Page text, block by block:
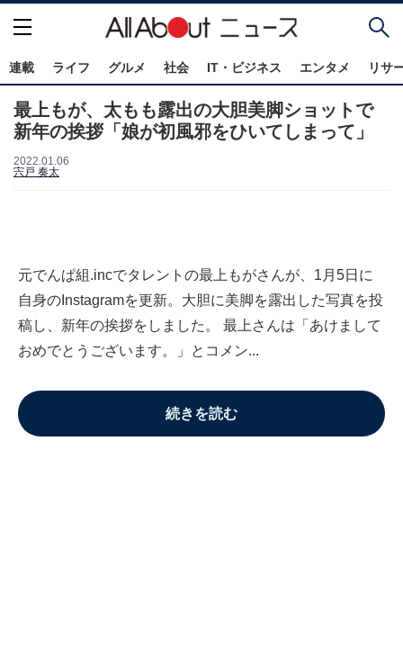
連載 ライフ グルメ 社会 IT・ビジネス エンタメ リサ
最上もが、太もも露出の大胆美脚ショットで
新年の挨拶「娘が初風邪をひいてしまって」
2022.01.06
宍戸 奏太
元でんぱ組.incでタレントの最上もがさんが、1月5日に
自身のInstagramを更新。大胆に美脚を露出した写真を投
稿し、新年の挨拶をしました。 最上さんは「あけまして
おめでとうございます。」とコメン...
続きを読む